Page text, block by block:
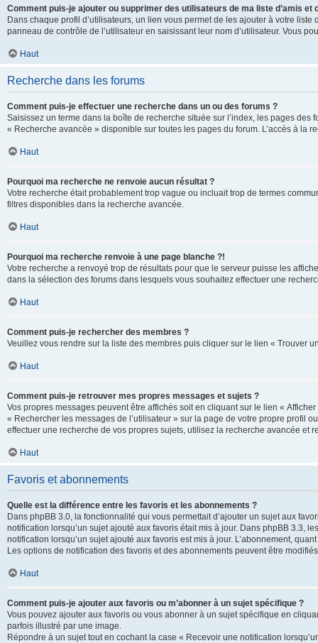
Comment puis-je ajouter ou supprimer des utilisateurs de ma liste d’amis et
Dans chaque profil d’utilisateurs, un lien vous permet de les ajouter à votre
panneau de contrôle de l’utilisateur en saisissant leur nom d’utilisateur. Vous
Haut
Recherche dans les forums
Comment puis-je effectuer une recherche dans un ou des forums ?
Saisissez un terme dans la boîte de recherche située sur l’index, les pages
« Recherche avancée » disponible sur toutes les pages du forum. L’accès à la
Haut
Pourquoi ma recherche ne renvoie aucun résultat ?
Votre recherche était probablement trop vague ou incluait trop de termes
filtres disponibles dans la recherche avancée.
Haut
Pourquoi ma recherche renvoie à une page blanche ?!
Votre recherche a renvoyé trop de résultats pour que le serveur puisse les
dans la sélection des forums dans lesquels vous souhaitez effectuer une
Haut
Comment puis-je rechercher des membres ?
Veuillez vous rendre sur la liste des membres puis cliquer sur le lien « Trouver
Haut
Comment puis-je retrouver mes propres messages et sujets ?
Vos propres messages peuvent être affichés soit en cliquant sur le lien «
« Rechercher les messages de l’utilisateur » sur la page de votre propre profil
effectuer une recherche de vos propres sujets, utilisez la recherche avancée
Haut
Favoris et abonnements
Quelle est la différence entre les favoris et les abonnements ?
Dans phpBB 3.0, la fonctionnalité qui vous permettait d’ajouter un sujet aux
notification lorsqu’un sujet ajouté aux favoris était mis à jour. Dans phpBB 3.3,
notification lorsqu’un sujet ajouté aux favoris est mis à jour. L’abonnement,
Les options de notification des favoris et des abonnements peuvent être
Haut
Comment puis-je ajouter aux favoris ou m’abonner à un sujet spécifique ?
Vous pouvez ajouter aux favoris ou vous abonner à un sujet spécifique en
parfois illustré par une image.
Répondre à un sujet tout en cochant la case « Recevoir une notification